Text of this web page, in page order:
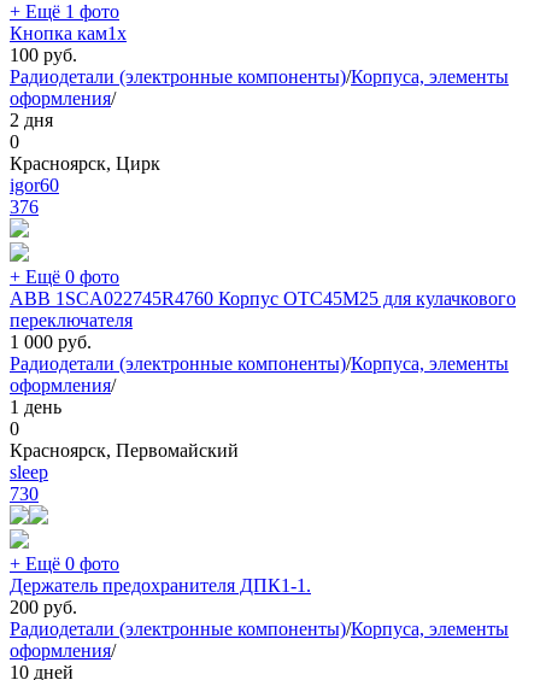
+ Ещё 1 фото
Кнопка кам1х
100 руб.
Радиодетали (электронные компоненты)/Корпуса, элементы
оформления/
2 дня
0
Красноярск, Цирк
igor60
376
+ Ещё 0 фото
ABB 1SCA022745R4760 Корпус OTC45M25 для кулачкового
переключателя
1 000 руб.
Радиодетали (электронные компоненты)/Корпуса, элементы
оформления/
1 день
0
Красноярск, Первомайский
sleep
730
+ Ещё 0 фото
Держатель предохранителя ДПК1-1.
200 руб.
Радиодетали (электронные компоненты)/Корпуса, элементы
оформления/
10 дней